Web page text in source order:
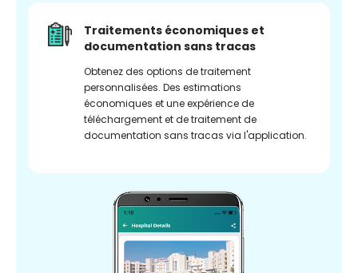
Traitements économiques et
documentation sans tracas
Obtenez des options de traitement
personnalisées. Des estimations
économiques et une expérience de
téléchargement et de traitement de
documentation sans tracas via l'application.